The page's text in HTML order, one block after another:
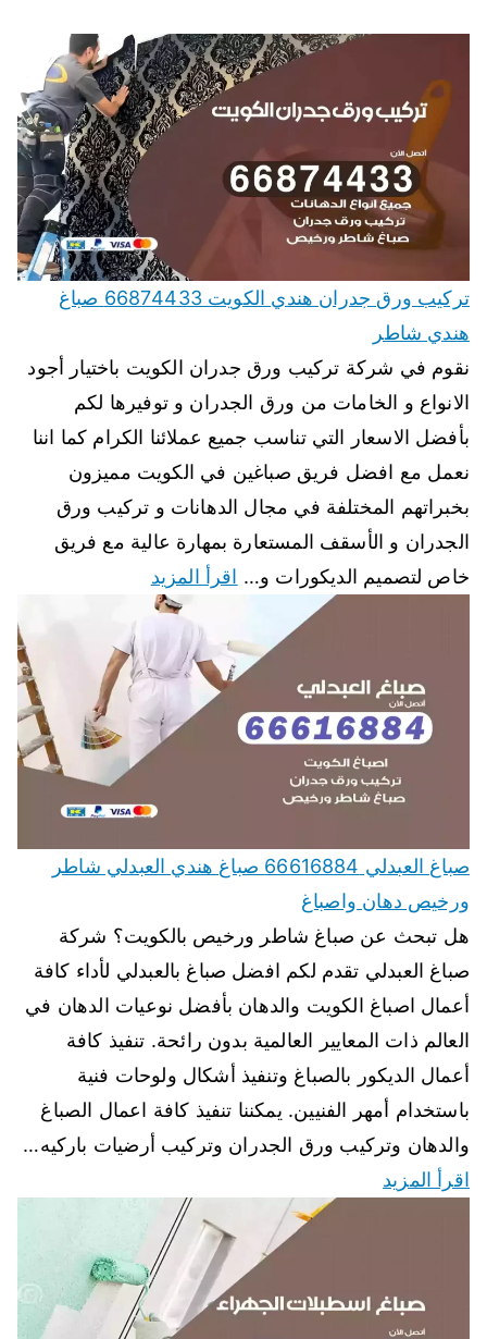
تركيب ورق جدران هندي الكويت 66874433 صباغ
هندي شاطر
نقوم في شركة تركيب ورق جدران الكويت باختيار أجود
الانواع و الخامات من ورق الجدران و توفيرها لكم
بأفضل الاسعار التي تناسب جميع عملائنا الكرام كما اننا
نعمل مع افضل فريق صباغين في الكويت مميزون
بخبراتهم المختلفة في مجال الدهانات و تركيب ورق
الجدران و الأسقف المستعارة بمهارة عالية مع فريق
خاص لتصميم الديكورات و… اقرأ المزيد
صباغ العبدلي 66616884 صباغ هندي العبدلي شاطر
ورخيص دهان واصباغ
هل تبحث عن صباغ شاطر ورخيص بالكويت؟ شركة
صباغ العبدلي تقدم لكم افضل صباغ بالعبدلي لأداء كافة
أعمال اصباغ الكويت والدهان بأفضل نوعيات الدهان في
العالم ذات المعايير العالمية بدون رائحة. تنفيذ كافة
أعمال الديكور بالصباغ وتنفيذ أشكال ولوحات فنية
باستخدام أمهر الفنيين. يمكننا تنفيذ كافة اعمال الصباغ
والدهان وتركيب ورق الجدران وتركيب أرضيات باركيه…
اقرأ المزيد